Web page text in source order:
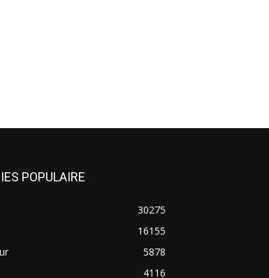
POPULAIRE
30275
16155
5878
4116